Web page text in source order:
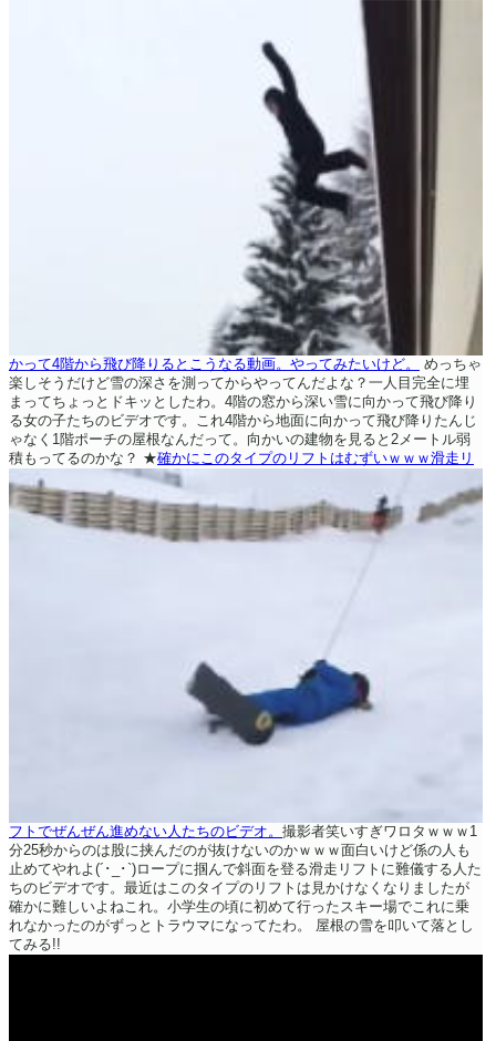
かって4階から飛び降りるとこうなる動画。やってみたいけど。
めっちゃ
楽しそうだけど雪の深さを測ってからやってんだよな？一人目完全に埋
まってちょっとドキッとしたわ。4階の窓から深い雪に向かって飛び降り
る女の子たちのビデオです。これ4階から地面に向かって飛び降りたんじ
ゃなく1階ポーチの屋根なんだって。向かいの建物を見ると2メートル弱
積もってるのかな？ ★確かにこのタイプのリフトはむずいｗｗｗ滑走リ
フトでぜんぜん進めない人たちのビデオ。 撮影者笑いすぎワロタｗｗｗ1
分25秒からのは股に挟んだのが抜けないのかｗｗｗ面白いけど係の人も
止めてやれよ(´･_･`)ロープに掴んで斜面を登る滑走リフトに難儀する人た
ちのビデオです。最近はこのタイプのリフトは見かけなくなりましたが
確かに難しいよねこれ。小学生の頃に初めて行ったスキー場でこれに乗
れなかったのがずっとトラウマになってたわ。
屋根の雪を叩いて落とし
てみる!!